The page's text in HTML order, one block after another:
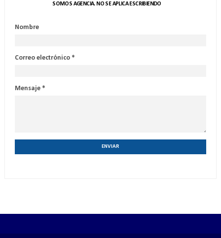
SOMOS AGENCIA. NO SE APLICA ESCRIBIENDO
Nombre
Correo electrónico *
Mensaje *